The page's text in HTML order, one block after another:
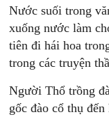
Nước suối trong
xuống nước làm
tiên đi hái hoa
trong các truyện
Người Thổ trồng
gốc đào cổ thụ